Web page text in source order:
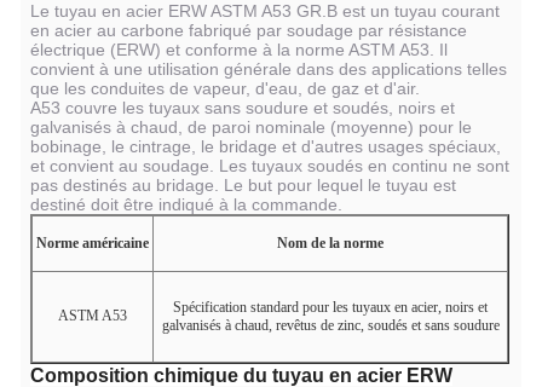
Le tuyau en acier ERW ASTM A53 GR.B est un tuyau courant
en acier au carbone fabriqué par soudage par résistance
électrique (ERW) et conforme à la norme ASTM A53. Il
convient à une utilisation générale dans des applications telles
que les conduites de vapeur, d'eau, de gaz et d'air.
A53 couvre les tuyaux sans soudure et soudés, noirs et
galvanisés à chaud, de paroi nominale (moyenne) pour le
bobinage, le cintrage, le bridage et d'autres usages spéciaux,
et convient au soudage. Les tuyaux soudés en continu ne sont
pas destinés au bridage. Le but pour lequel le tuyau est
destiné doit être indiqué à la commande.
Norme américaine Nom de la norme
ASTM A53
Spécification standard pour les tuyaux en acier, noirs et
galvanisés à chaud, revêtus de zinc, soudés et sans soudure
Composition chimique du tuyau en acier ERW